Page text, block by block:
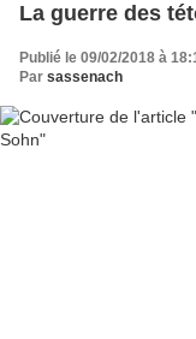
La guerre des
Publié le 09/02/2018 à
Par sassenach